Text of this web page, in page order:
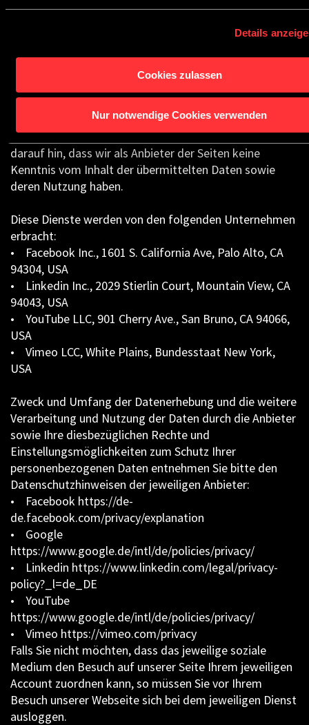
Details
Cookies zulassen
Nur notwendige Cookies verwenden
werden. Dabei werden diese darüber informiert, dass
Sie unsere Internetseite mit Ihrer IP-Adresse besucht
haben. Sollten Sie nun etwas kommentieren, liken oder
twittern etc. und Sie sind dabei in ihrem jeweiligen
Account eingeloggt, ist es ggf. dem sozialen Medium
möglich, Ihren Besuch auf unserer Webseite Ihnen und
Ihrem Benutzerkonto zuzuordnen. Wir weisen Sie
darauf hin, dass wir als Anbieter der Seiten keine
Kenntnis vom Inhalt der übermittelten Daten sowie
deren Nutzung haben.
Diese Dienste werden von den folgenden Unternehmen
erbracht:
• Facebook Inc., 1601 S. California Ave, Palo Alto, CA
94304, USA
• Linkedin Inc., 2029 Stierlin Court, Mountain View, CA
94043, USA
• YouTube LLC, 901 Cherry Ave., San Bruno, CA 94066,
USA
• Vimeo LCC, White Plains, Bundesstaat New York,
USA
Zweck und Umfang der Datenerhebung und die weitere
Verarbeitung und Nutzung der Daten durch die Anbieter
sowie Ihre diesbezüglichen Rechte und
Einstellungsmöglichkeiten zum Schutz Ihrer
personenbezogenen Daten entnehmen Sie bitte den
Datenschutzhinweisen der jeweiligen Anbieter:
• Facebook https://de-
de.facebook.com/privacy/explanation
• Google
https://www.google.de/intl/de/policies/privacy/
• Linkedin https://www.linkedin.com/legal/privacy-
policy?_l=de_DE
• YouTube
https://www.google.de/intl/de/policies/privacy/
• Vimeo https://vimeo.com/privacy
Falls Sie nicht möchten, dass das jeweilige soziale
Medium den Besuch auf unserer Seite Ihrem jeweiligen
Account zuordnen kann, so müssen Sie vor Ihrem
Besuch unserer Webseite sich bei dem jeweiligen Dienst
ausloggen.